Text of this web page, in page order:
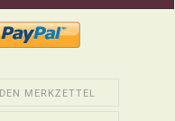
MERKZETTEL